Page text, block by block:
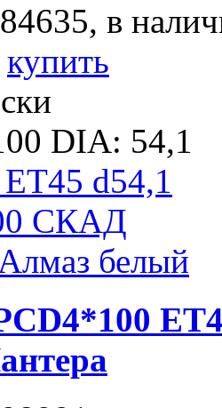
в
купить
DIA: 54,1